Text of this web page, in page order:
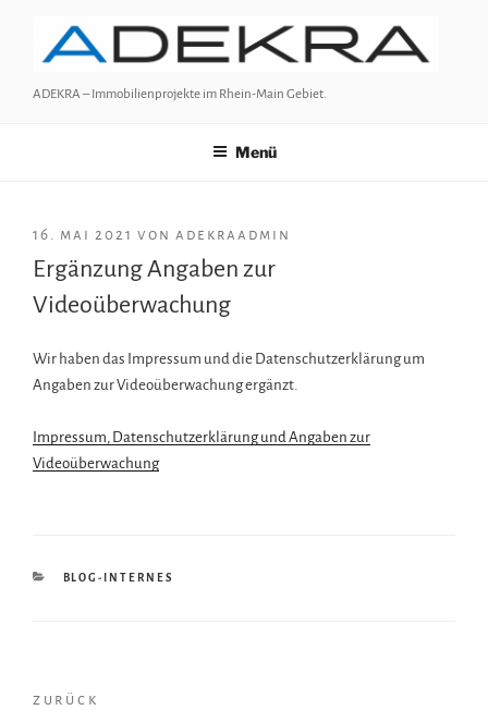
springen
ADEKRA – Immobilienprojekte im Rhein-Main Gebiet.
Menü
VERÖFFENTLICHT
16. mai 2021 von adekraadmin
Ergänzung Angaben zur
Videoüberwachung
Wir haben das Impressum und die Datenschutzerklärung um
Angaben zur Videoüberwachung ergänzt.
Impressum, Datenschutzerklärung und Angaben zur
Videoüberwachung
KATEGORIEN
BLOG-INTERNES
Vorheriger
zurück